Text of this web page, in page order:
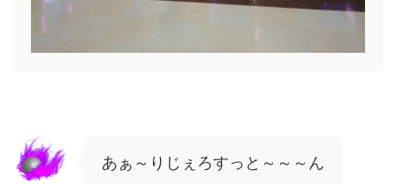
あぁ～りじぇろすっと～～～ん